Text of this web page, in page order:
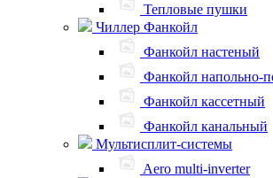
Тепловые пушки
Чиллер Фанкойл
Фанкойл настеный
Фанкойл напольно-
Фанкойл кассетный
Фанкойл канальный
Мультисплит-системы
Aero multi-inverter